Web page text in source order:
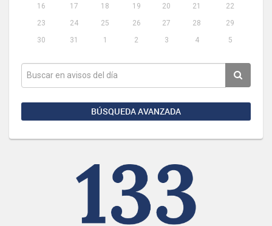
16
17 18 19 20 21
22
23
24 25 26 27 28
29
30
31 1 2 3 4 5
BÚSQUEDA AVANZADA